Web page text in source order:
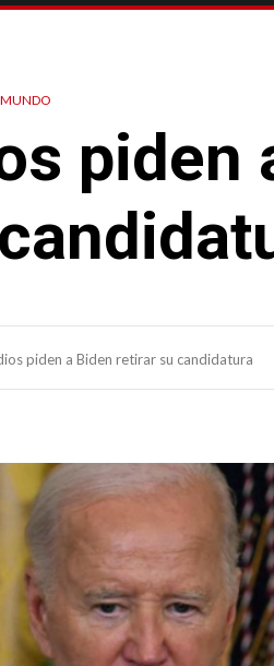
MUNDO
piden
piden a Biden retirar su candidatura